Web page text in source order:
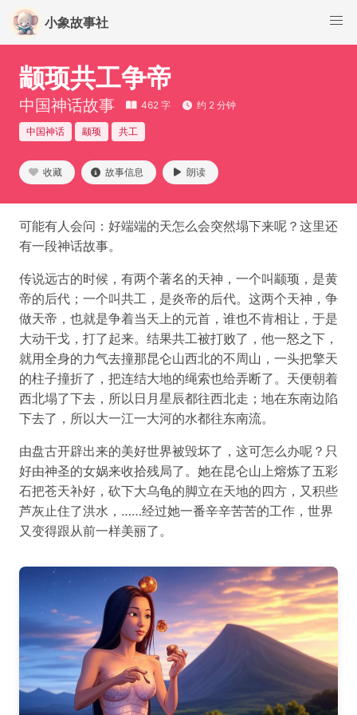
小象故事社
颛顼共工争帝
中国神话故事 462 字 约 2 分钟
中国神话 颛顼 共工
收藏 故事信息 朗读
可能有人会问：好端端的天怎么会突然塌下来呢？这里还
有一段神话故事。
传说远古的时候，有两个著名的天神，一个叫颛顼，是黄
帝的后代；一个叫共工，是炎帝的后代。这两个天神，争
做天帝，也就是争着当天上的元首，谁也不肯相让，于是
大动干戈，打了起来。结果共工被打败了，他一怒之下，
就用全身的力气去撞那昆仑山西北的不周山，一头把擎天
的柱子撞折了，把连结大地的绳索也给弄断了。天便朝着
西北塌了下去，所以日月星辰都往西北走；地在东南边陷
下去了，所以大一江一大河的水都往东南流。
由盘古开辟出来的美好世界被毁坏了，这可怎么办呢？只
好由神圣的女娲来收拾残局了。她在昆仑山上熔炼了五彩
石把苍天补好，砍下大乌龟的脚立在天地的四方，又积些
芦灰止住了洪水，……经过她一番辛辛苦苦的工作，世界
又变得跟从前一样美丽了。